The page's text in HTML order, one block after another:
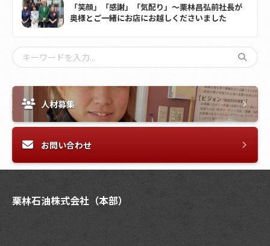
「笑顔」「感謝」「気配り」～栗林昌弘前社長が
奥様とご一緒にお店にお越しくださいました
人材募集
お問い合わせ
栗林石油株式会社（本部）